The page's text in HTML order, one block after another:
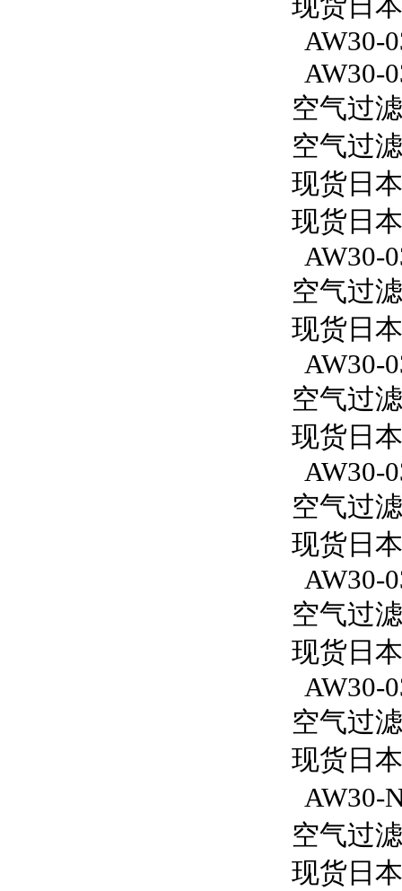
AW30-
AW30-
空气过
空气过
现货日
现货日
AW30-
空气过
现货日
AW30-
空气过
现货日
AW30-
空气过
现货日
AW30-
空气过
现货日
AW30-
空气过
现货日
AW30-
空气过
现货日